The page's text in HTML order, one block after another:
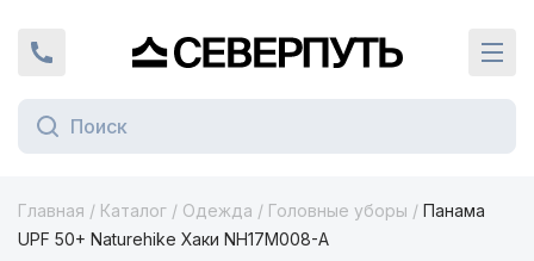
+7 (924) 924-16-46Вернуться на главную страницу
Главная / Каталог / Одежда / Головные уборы / Панама
UPF 50+ Naturehike Хаки NH17M008-A